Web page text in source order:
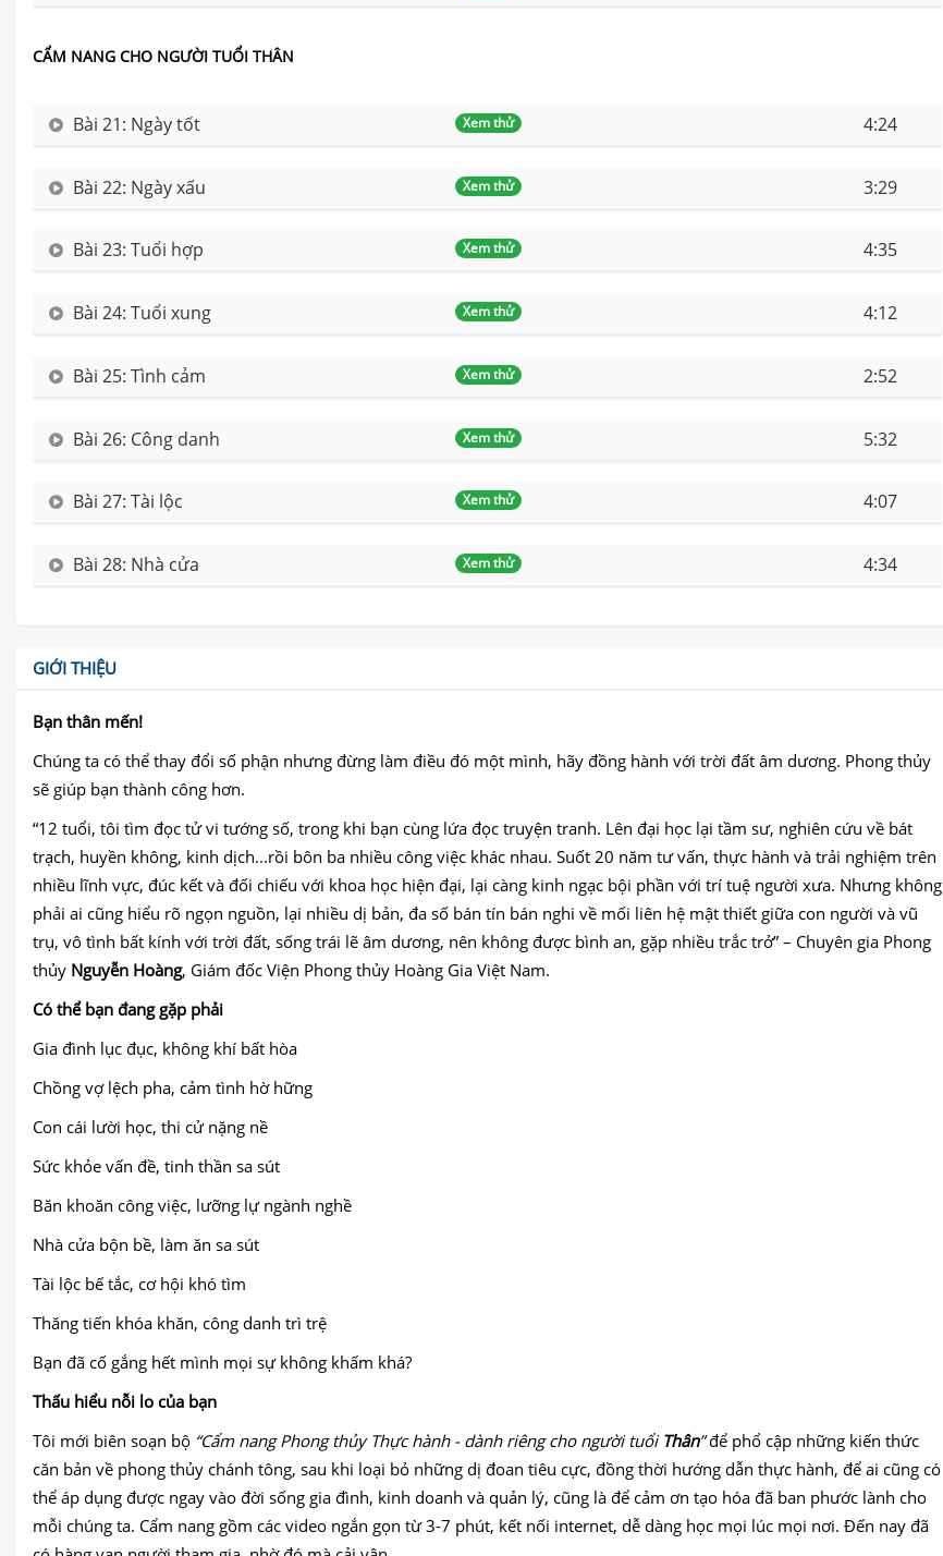
CẨM NANG CHO NGƯỜI TUỔI THÂN
Xem thử
Bài 21: Ngày tốt 4:24
Xem thử
Bài 22: Ngày xấu 3:29
Xem thử
Bài 23: Tuổi hợp 4:35
Xem thử
Bài 24: Tuổi xung 4:12
Xem thử
Bài 25: Tình cảm 2:52
Xem thử
Bài 26: Công danh 5:32
Xem thử
Bài 27: Tài lộc 4:07
Xem thử
Bài 28: Nhà cửa 4:34
GIỚI THIỆU
Bạn thân mến!
Chúng ta có thể thay đổi số phận nhưng đừng làm điều đó một mình, hãy đồng hành với trời đất âm dương. Phong thủy
sẽ giúp bạn thành công hơn.
“12 tuổi, tôi tìm đọc tử vi tướng số, trong khi bạn cùng lứa đọc truyện tranh. Lên đại học lại tầm sư, nghiên cứu về bát
trạch, huyền không, kinh dịch...rồi bôn ba nhiều công việc khác nhau. Suốt 20 năm tư vấn, thực hành và trải nghiệm trên
nhiều lĩnh vực, đúc kết và đối chiếu với khoa học hiện đại, lại càng kinh ngạc bội phần với trí tuệ người xưa. Nhưng không
phải ai cũng hiểu rõ ngọn nguồn, lại nhiều dị bản, đa số bán tín bán nghi về mối liên hệ mật thiết giữa con người và vũ
trụ, vô tình bất kính với trời đất, sống trái lẽ âm dương, nên không được bình an, gặp nhiều trắc trở” – Chuyên gia Phong
thủy Nguyễn Hoàng, Giám đốc Viện Phong thủy Hoàng Gia Việt Nam.
Có thể bạn đang gặp phải
Gia đình lục đục, không khí bất hòa
Chồng vợ lệch pha, cảm tình hờ hững
Con cái lười học, thi cử nặng nề
Sức khỏe vấn đề, tinh thần sa sút
Băn khoăn công việc, lưỡng lự ngành nghề
Nhà cửa bộn bề, làm ăn sa sút
Tài lộc bế tắc, cơ hội khó tìm
Thăng tiến khóa khăn, công danh trì trệ
Bạn đã cố gắng hết mình mọi sự không khấm khá?
Thấu hiểu nỗi lo của bạn
Tôi mới biên soạn bộ “Cẩm nang Phong thủy Thực hành - dành riêng cho người tuổi Thân”để phổ cập những kiến thức
căn bản về phong thủy chánh tông, sau khi loại bỏ những dị đoan tiêu cực, đồng thời hướng dẫn thực hành, để ai cũng có
thể áp dụng được ngay vào đời sống gia đình, kinh doanh và quản lý, cũng là để cảm ơn tạo hóa đã ban phước lành cho
mỗi chúng ta. Cẩm nang gồm các video ngắn gọn từ 3-7 phút, kết nối internet, dễ dàng học mọi lúc mọi nơi. Đến nay đã